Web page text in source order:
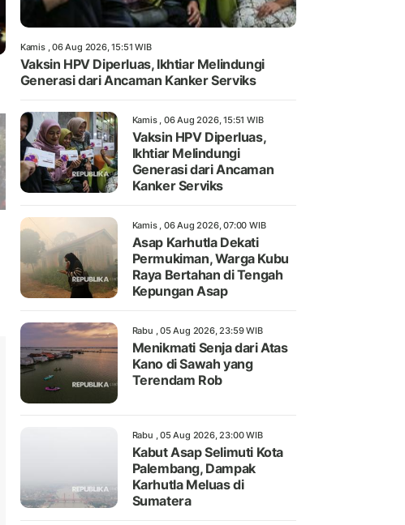
Kamis , 06 Aug 2026, 15:51 WIB
Vaksin HPV Diperluas, Ikhtiar Melindungi
Generasi dari Ancaman Kanker Serviks
Kamis , 06 Aug 2026, 15:51 WIB
Vaksin HPV Diperluas,
Ikhtiar Melindungi
Generasi dari Ancaman
Kanker Serviks
Kamis , 06 Aug 2026, 07:00 WIB
Asap Karhutla Dekati
Permukiman, Warga Kubu
Raya Bertahan di Tengah
Kepungan Asap
Rabu , 05 Aug 2026, 23:59 WIB
Menikmati Senja dari Atas
Kano di Sawah yang
Terendam Rob
Rabu , 05 Aug 2026, 23:00 WIB
Kabut Asap Selimuti Kota
Palembang, Dampak
Karhutla Meluas di
Sumatera